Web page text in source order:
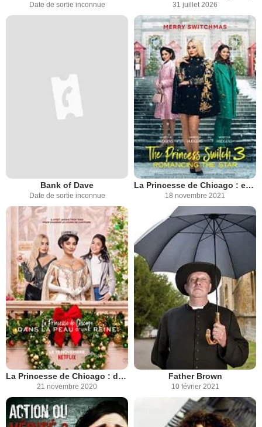
Date de sortie inconnue 31 juillet 2026
Bank of Dave
Date de sortie inconnue
La Princesse de Chicago : en quête de l'étoile
18 novembre 2021
La Princesse de Chicago : dans la peau d'une reine
21 novembre 2020
Father Brown
10 février 2021